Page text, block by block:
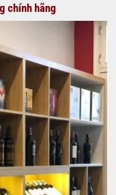
chính hãng